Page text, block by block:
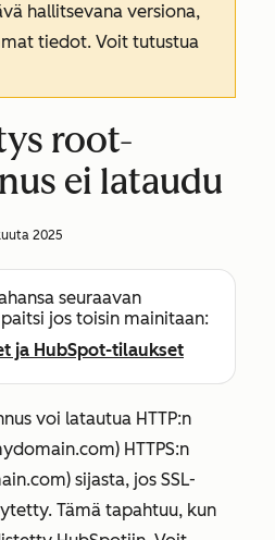
hallitsevana versiona,
tiedot. Voit tutustua
root-
ei lataudu
2025
seuraavan
paitsi jos toisin mainitaan:
ja HubSpot-tilaukset
voi latautua HTTP:n
HTTPS:n
) sijasta, jos SSL-
Tämä tapahtuu, kun